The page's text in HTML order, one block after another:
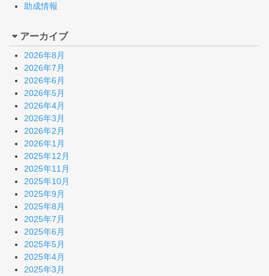
助成情報
アーカイブ
2026年8月
2026年7月
2026年6月
2026年5月
2026年4月
2026年3月
2026年2月
2026年1月
2025年12月
2025年11月
2025年10月
2025年9月
2025年8月
2025年7月
2025年6月
2025年5月
2025年4月
2025年3月